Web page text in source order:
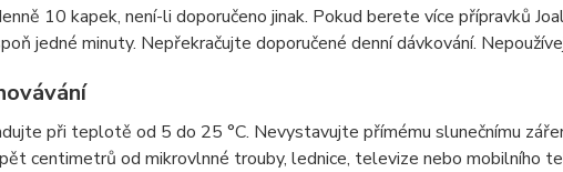
10 kapek, není-li doporučeno jinak. Pokud berete více přípravků
jedné minuty. Nepřekračujte doporučené denní dávkování.
při teplotě od 5 do 25 °C. Nevystavujte přímému slunečnímu
centimetrů od mikrovlnné trouby, lednice, televize nebo mobilního